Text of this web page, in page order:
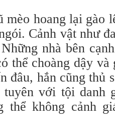
mèo hoang lại gào
Cảnh vật như
nhà bên
thể choàng dậy và
đâu, hắn cũng thủ
tuyên với tội danh
thể không cảnh